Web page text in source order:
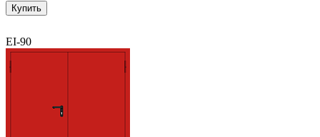
Купить
EI-90